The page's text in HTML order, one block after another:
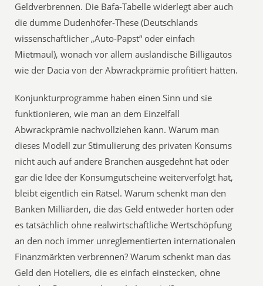
Geldverbrennen. Die Bafa-Tabelle widerlegt aber auch
die dumme Dudenhöfer-These (Deutschlands
wissenschaftlicher „Auto-Papst“ oder einfach
Mietmaul), wonach vor allem ausländische Billigautos
wie der Dacia von der Abwrackprämie profitiert hätten.
Konjunkturprogramme haben einen Sinn und sie
funktionieren, wie man an dem Einzelfall
Abwrackprämie nachvollziehen kann. Warum man
dieses Modell zur Stimulierung des privaten Konsums
nicht auch auf andere Branchen ausgedehnt hat oder
gar die Idee der Konsumgutscheine weiterverfolgt hat,
bleibt eigentlich ein Rätsel. Warum schenkt man den
Banken Milliarden, die das Geld entweder horten oder
es tatsächlich ohne realwirtschaftliche Wertschöpfung
an den noch immer unreglementierten internationalen
Finanzmärkten verbrennen? Warum schenkt man das
Geld den Hoteliers, die es einfach einstecken, ohne